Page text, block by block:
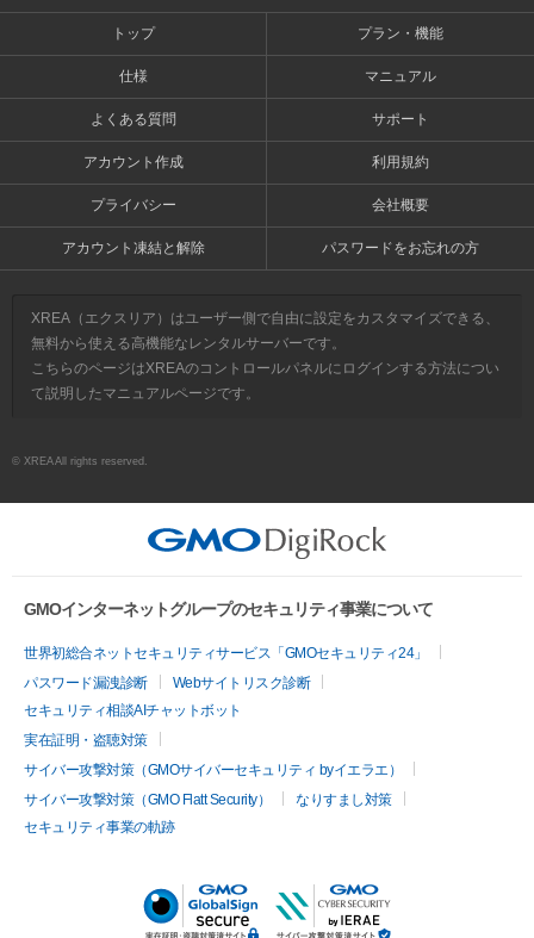
トップ プラン・機能
仕様 マニュアル
よくある質問 サポート
アカウント作成 利用規約
プライバシー 会社概要
アカウント凍結と解除 パスワードをお忘れの方
XREA（エクスリア）はユーザー側で自由に設定をカスタマイズできる、
無料から使える高機能なレンタルサーバーです。
こちらのページはXREAのコントロールパネルにログインする方法につい
て説明したマニュアルページです。
© XREA All rights reserved.
GMOインターネットグループのセキュリティ事業について
世界初総合ネットセキュリティサービス「GMOセキュリティ24」
パスワード漏洩診断
Webサイトリスク診断
セキュリティ相談AIチャットボット
実在証明・盗聴対策
サイバー攻撃対策（GMOサイバーセキュリティ byイエラエ）
サイバー攻撃対策（GMO Flatt Security）
なりすまし対策
セキュリティ事業の軌跡